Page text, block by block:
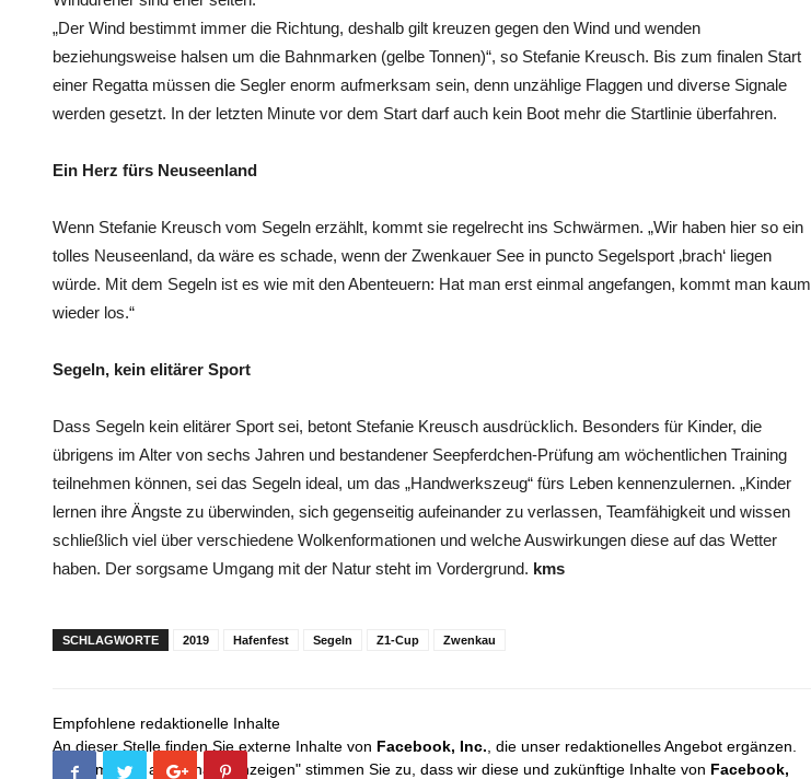
„Der Wind bestimmt immer die Richtung, deshalb gilt kreuzen gegen den Wind und wenden
beziehungsweise halsen um die Bahnmarken (gelbe Tonnen)“, so Stefanie Kreusch. Bis zum finalen Start
einer Regatta müssen die Segler enorm aufmerksam sein, denn unzählige Flaggen und diverse Signale
werden gesetzt. In der letzten Minute vor dem Start darf auch kein Boot mehr die Startlinie überfahren.
Ein Herz fürs Neuseenland
Wenn Stefanie Kreusch vom Segeln erzählt, kommt sie regelrecht ins Schwärmen. „Wir haben hier so ein
tolles Neuseenland, da wäre es schade, wenn der Zwenkauer See in puncto Segelsport ‚brach‘ liegen
würde. Mit dem Segeln ist es wie mit den Abenteuern: Hat man erst einmal angefangen, kommt man kaum
wieder los.“
Segeln, kein elitärer Sport
Dass Segeln kein elitärer Sport sei, betont Stefanie Kreusch ausdrücklich. Besonders für Kinder, die
übrigens im Alter von sechs Jahren und bestandener Seepferdchen-Prüfung am wöchentlichen Training
teilnehmen können, sei das Segeln ideal, um das „Handwerkszeug“ fürs Leben kennenzulernen. „Kinder
lernen ihre Ängste zu überwinden, sich gegenseitig aufeinander zu verlassen, Teamfähigkeit und wissen
schließlich viel über verschiedene Wolkenformationen und welche Auswirkungen diese auf das Wetter
haben. Der sorgsame Umgang mit der Natur steht im Vordergrund. kms
SCHLAGWORTE 2019 Hafenfest Segeln Z1-Cup Zwenkau
Empfohlene redaktionelle Inhalte
An dieser Stelle finden Sie externe Inhalte von Facebook, Inc. , die unser redaktionelles Angebot ergänzen.
Mit dem Klick auf "Inhalte anzeigen" stimmen Sie zu, dass wir diese und zukünftige Inhalte von Facebook,